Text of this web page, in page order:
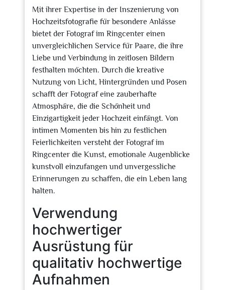
Mit ihrer Expertise in der Inszenierung von
Hochzeitsfotografie für besondere Anlässe
bietet der Fotograf im Ringcenter einen
unvergleichlichen Service für Paare, die ihre
Liebe und Verbindung in zeitlosen Bildern
festhalten möchten. Durch die kreative
Nutzung von Licht, Hintergründen und Posen
schafft der Fotograf eine zauberhafte
Atmosphäre, die die Schönheit und
Einzigartigkeit jeder Hochzeit einfängt. Von
intimen Momenten bis hin zu festlichen
Feierlichkeiten versteht der Fotograf im
Ringcenter die Kunst, emotionale Augenblicke
kunstvoll einzufangen und unvergessliche
Erinnerungen zu schaffen, die ein Leben lang
halten.
Verwendung
hochwertiger
Ausrüstung für
qualitativ hochwertige
Aufnahmen